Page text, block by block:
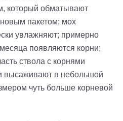
который обматывают
пакетом; мох
увлажняют; примерно
появляются корни;
ствола с корнями
высаживают в небольшой
чуть больше корневой